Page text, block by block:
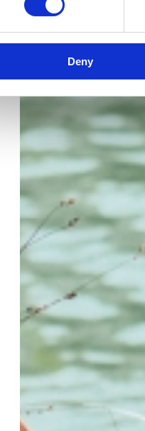
Deny